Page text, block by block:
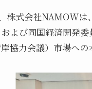
株式会社NAMOW
よび同国経済開発
協力会議）市場への